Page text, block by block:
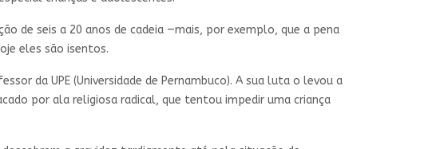
de seis a 20 anos de cadeia —mais, por exemplo, que a pena
eles são isentos.
da UPE (Universidade de Pernambuco). A sua luta o levou a
por ala religiosa radical, que tentou impedir uma criança